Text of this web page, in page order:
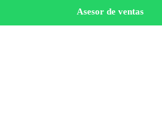
Asesor de ventas